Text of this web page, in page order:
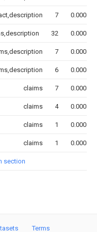
7 0.000
32 0.000
7 0.000
6 0.000
claims 7 0.000
claims 4 0.000
claims 1 0.000
claims 1 0.000
section
Terms